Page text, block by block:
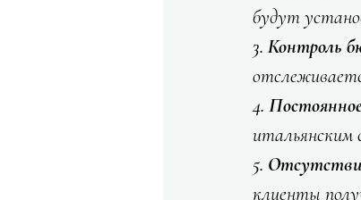
будут
3. Контроль
4.
итальянским
5.
клиенты